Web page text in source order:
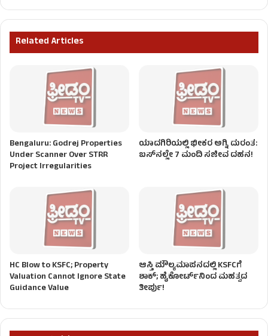
Related Articles
Bengaluru: Godrej Properties
Under Scanner Over STRR
Project Irregularities
ಯಾದಗಿರಿಯಲ್ಲಿ ಭೀಕರ ಅಗ್ನಿ ದುರಂತ:
ಬಸ್‌ನಲ್ಲೇ 7 ಮಂದಿ ಸಜೀವ ದಹನ!
HC Blow to KSFC; Property
Valuation Cannot Ignore State
Guidance Value
ಆಸ್ತಿ ಮೌಲ್ಯಮಾಪನದಲ್ಲಿ KSFCಗೆ
ಶಾಕ್; ಹೈಕೋರ್ಟ್‌ನಿಂದ ಮಹತ್ವದ
ತೀರ್ಪು!